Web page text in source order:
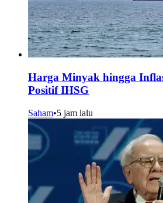
Harga Minyak hingga
Positif IHSG
Saham•5 jam lalu